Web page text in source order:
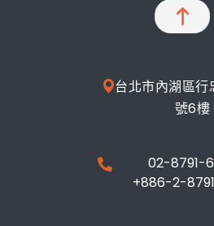
台北市內湖區行
號6樓
02-8791-
+886-2-